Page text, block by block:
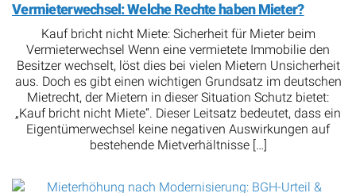
Vermieterwechsel: Welche Rechte haben Mieter?
Kauf bricht nicht Miete: Sicherheit für Mieter beim
Vermieterwechsel Wenn eine vermietete Immobilie den
Besitzer wechselt, löst dies bei vielen Mietern Unsicherheit
aus. Doch es gibt einen wichtigen Grundsatz im deutschen
Mietrecht, der Mietern in dieser Situation Schutz bietet:
„Kauf bricht nicht Miete“. Dieser Leitsatz bedeutet, dass ein
Eigentümerwechsel keine negativen Auswirkungen auf
bestehende Mietverhältnisse […]